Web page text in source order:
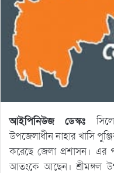
আইপিনিউজ ডেস্কঃ
উপজেলাধীন নাহার খাসি
করেছে জেলা প্রশাসন। এর
আতংকে আছেন। শ্রীমঙ্গল